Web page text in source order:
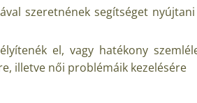
szeretnének segítséget
el, vagy hatékony
illetve női problémáik kezelésére